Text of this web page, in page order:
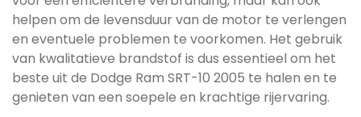
helpen om de levensduur van de motor te verlengen
en eventuele problemen te voorkomen. Het gebruik
van kwalitatieve brandstof is dus essentieel om het
beste uit de Dodge Ram SRT-10 2005 te halen en te
genieten van een soepele en krachtige rijervaring.